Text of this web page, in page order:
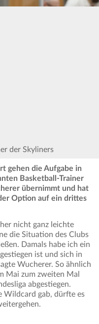
der Skyliners
gehen die Aufgabe in
Basketball-Trainer
übernimmt und hat
Option auf ein drittes
nicht ganz leichte
die Situation des Clubs
Damals habe ich ein
ist und sich in
Wucherer. So ähnlich
Mai zum zweiten Mal
abgestiegen.
Wildcard gab, dürfte es